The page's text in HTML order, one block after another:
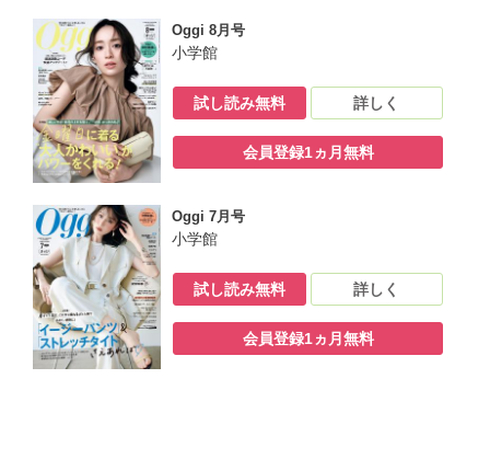
完璧すぎる上司・中島健人と急接近したら…
“しょっぱ”手土産達人リスト
働く私たちのための読書ナビ
365日超開運手帳、気になる中身をチェック！
Column Surfing 兼近大樹、ジェーン・スー、滝沢カレン…etc.
Oggi大学 「毎日暑すぎ」アラート発令中！体を賢く冷やして夏
を乗り切る方法
プレゼント
＜電子版特典＞ バックナンバーから人気記事をピックアップ
Oggiスタイリストのおしゃれワザ 2025夏／スニーカーは今、シ
ルバー系に移行中！／きれいめシンプル派も「スポーツウエア」
がよりどりみどり／
Oggi 8月号
小学館
試し読み無料 詳しく
会員登録1ヵ月無料
Oggi 7月号
小学館
試し読み無料 詳しく
会員登録1ヵ月無料